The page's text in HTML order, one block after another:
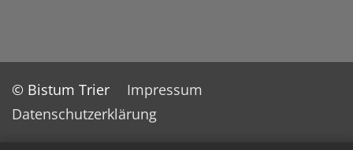
© Bistum Trier
Impressum
Datenschutzerklärung